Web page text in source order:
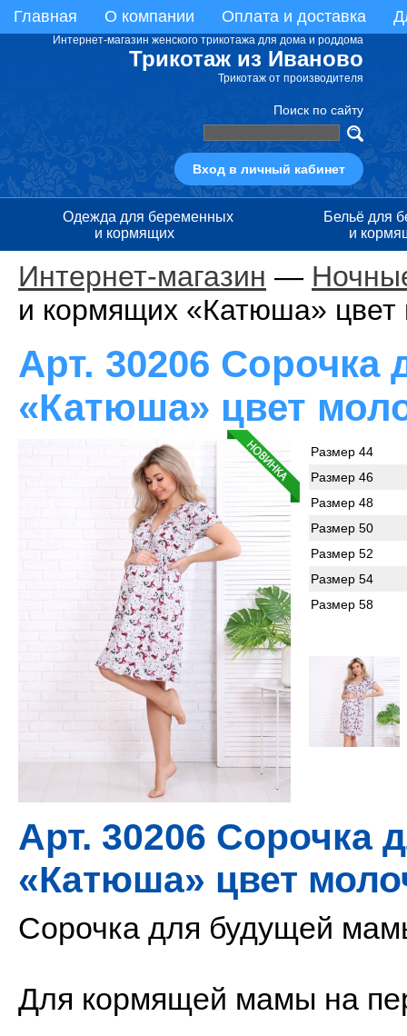
Главная О компании Оплата и доставка
Интернет-магазин женского трикотажа для дома и роддома
Трикотаж из Иваново
Трикотаж от производителя
Поиск по сайту
Вход в личный кабинет
Одежда для беременных
и кормящих
Бельё для
и
Интернет-магазин —
и кормящих «Катюша»
Арт. 30206
«Катюша» цвет
Размер 44
Размер 46
Размер 48
Размер 50
Размер 52
Размер 54
Размер 58
Арт. 30206 Сорочка
«Катюша» цвет
Сорочка для будущей
Для кормящей мамы на